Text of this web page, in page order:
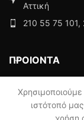
Αττική
210 55 75
ΠΡΟΙΟΝΤΑ
ΜΕΝΟΥ
ιστότοπό
χρήση